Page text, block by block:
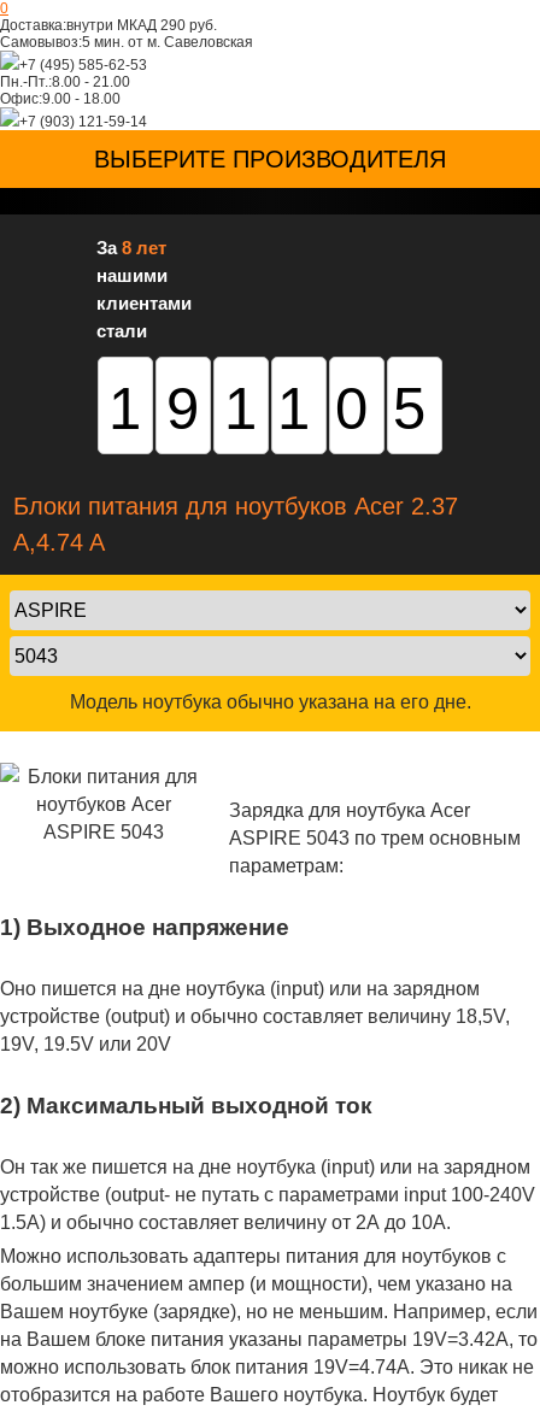
0
Доставка:внутри МКАД 290 руб.
Самовывоз:5 мин. от м. Савеловская
+7 (495) 585-62-53
Пн.-Пт.:8.00 - 21.00
Офис:9.00 - 18.00
+7 (903) 121-59-14
ВЫБЕРИТЕ ПРОИЗВОДИТЕЛЯ
За8 лет
нашими
клиентами
стали
191105
Блоки питания для ноутбуков Acer 2.37
A,4.74 A
Модель ноутбука обычно указана на его дне.
Зарядка для ноутбука Acer
ASPIRE 5043 по трем основным
параметрам:
1) Выходное напряжение
Оно пишется на дне ноутбука (input) или на зарядном
устройстве (output) и обычно составляет величину 18,5V,
19V, 19.5V или 20V
2) Максимальный выходной ток
Он так же пишется на дне ноутбука (input) или на зарядном
устройстве (output- не путать с параметрами input 100-240V
1.5A) и обычно составляет величину от 2А до 10A.
Можно использовать адаптеры питания для ноутбуков с
большим значением ампер (и мощности), чем указано на
Вашем ноутбуке (зарядке), но не меньшим. Например, если
на Вашем блоке питания указаны параметры 19V=3.42A, то
можно использовать блок питания 19V=4.74A. Это никак не
отобразится на работе Вашего ноутбука. Ноутбук будет